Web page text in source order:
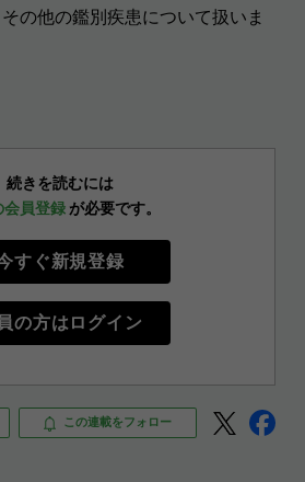
の他の鑑別疾患について扱いま
続きを読むには
会員登録 が必要です。
すぐ新規登録
の方はログイン
この連載をフォロー